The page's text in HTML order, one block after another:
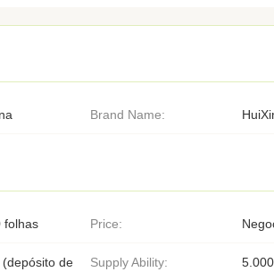
Brand Name:
folhas Price:
de
Supply Ability: